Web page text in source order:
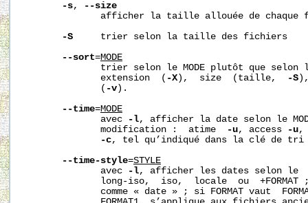
-s,
--size
afficher la taille allouée de chaque
-S
     trier selon la taille des fichiers
--sort=MODE
trier selon le MODE plutôt que
              extension  (
-X),  size  (taille, -S
              (
-v ).
--time=MODE
              avec
-l, afficher la date selon le
              modification :  atime
-u, access -u,
-c, tel qu’indiqué dans la clé de
--time-style=STYLE
              avec
-l, afficher les dates selon le
long-iso,  iso,  locale  ou  +FORMAT
comme « date » ; si FORMAT vaut